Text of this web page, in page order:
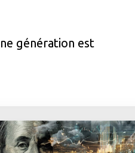
génération est